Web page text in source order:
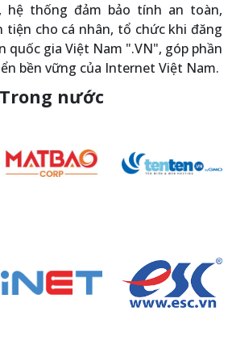
hệ thống đảm bảo tính an toàn,
tiện cho cá nhân, tổ chức khi đăng
quốc gia Việt Nam ".VN", góp phần
bền vững của Internet Việt Nam.
Trong nước